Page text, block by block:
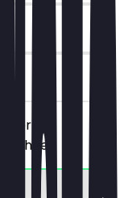
der